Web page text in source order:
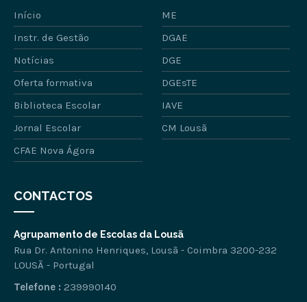
Início
ME
Instr. de Gestão
DGAE
Notícias
DGE
Oferta formativa
DGEsTE
Biblioteca Escolar
IAVE
Jornal Escolar
CM Lousã
CFAE Nova Ágora
CONTACTOS
Agrupamento de Escolas da Lousã
Rua Dr. Antonino Henriques, Lousã - Coimbra 3200-232
LOUSÃ - Portugal
Telefone : 239990140